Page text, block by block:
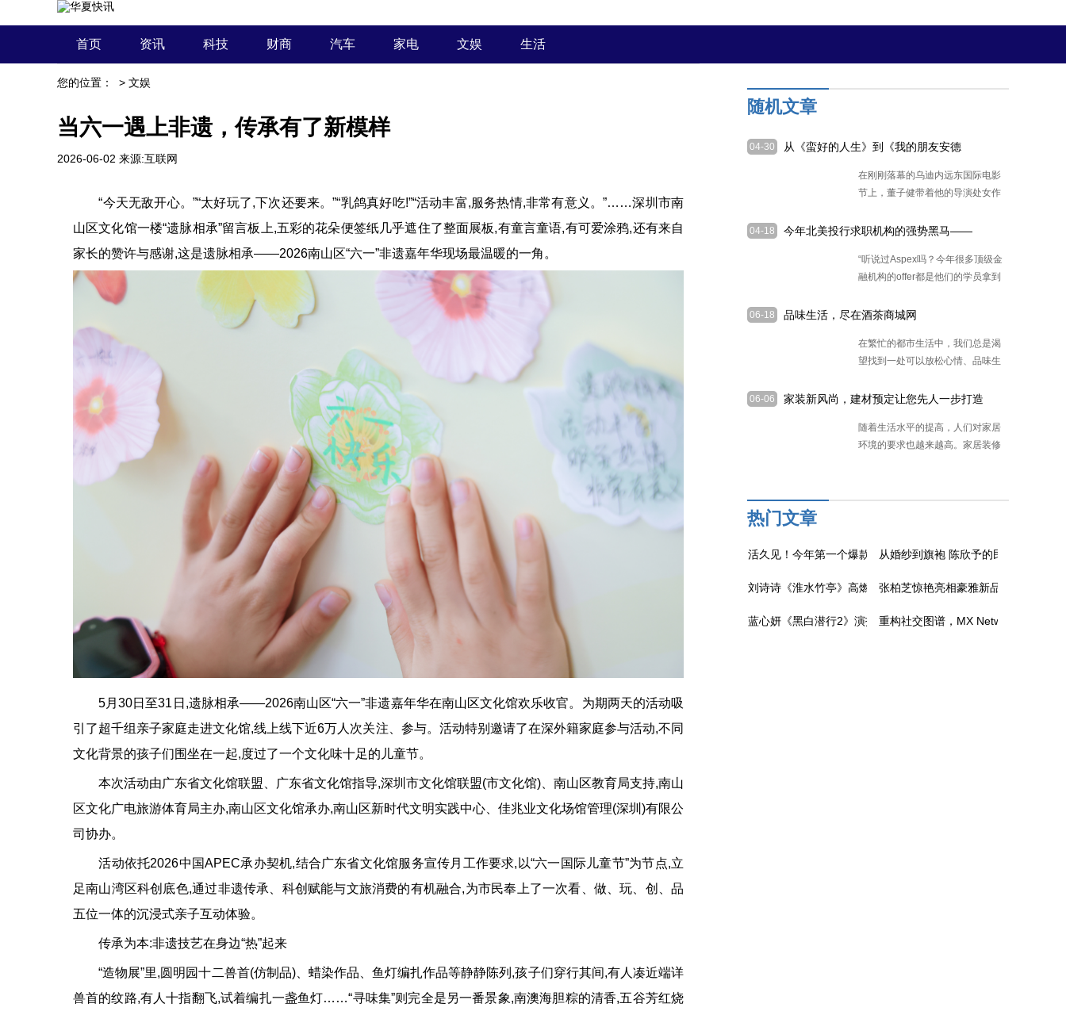
首页 资讯 科技 财商 汽车 家电 文娱 生活
您的位置： > 文娱
当六一遇上非遗，传承有了新模样
2026-06-02 来源:互联网
“今天无敌开心。”“太好玩了,下次还要来。”“乳鸽真好吃!”“活动丰富,服务热情,非常有意义。”……深圳市南
山区文化馆一楼“遗脉相承”留言板上,五彩的花朵便签纸几乎遮住了整面展板,有童言童语,有可爱涂鸦,还有来自
家长的赞许与感谢,这是遗脉相承——2026南山区“六一”非遗嘉年华现场最温暖的一角。
5月30日至31日,遗脉相承——2026南山区“六一”非遗嘉年华在南山区文化馆欢乐收官。为期两天的活动吸
引了超千组亲子家庭走进文化馆,线上线下近6万人次关注、参与。活动特别邀请了在深外籍家庭参与活动,不同
文化背景的孩子们围坐在一起,度过了一个文化味十足的儿童节。
本次活动由广东省文化馆联盟、广东省文化馆指导,深圳市文化馆联盟(市文化馆)、南山区教育局支持,南山
区文化广电旅游体育局主办,南山区文化馆承办,南山区新时代文明实践中心、佳兆业文化场馆管理(深圳)有限公
司协办。
活动依托2026中国APEC承办契机,结合广东省文化馆服务宣传月工作要求,以“六一国际儿童节”为节点,立
足南山湾区科创底色,通过非遗传承、科创赋能与文旅消费的有机融合,为市民奉上了一次看、做、玩、创、品
五位一体的沉浸式亲子互动体验。
传承为本:非遗技艺在身边“热”起来
“造物展”里,圆明园十二兽首(仿制品)、蜡染作品、鱼灯编扎作品等静静陈列,孩子们穿行其间,有人凑近端详
兽首的纹路,有人十指翻飞,试着编扎一盏鱼灯……“寻味集”则完全是另一番景象,南澳海胆粽的清香,五谷芳红烧
随机文章
04-30
从《蛮好的人生》到《我的朋友安德
在刚刚落幕的乌迪内远东国际电影
节上，董子健带着他的导演处女作
04-18
今年北美投行求职机构的强势黑马——
“听说过Aspex吗？今年很多顶级金
融机构的offer都是他们的学员拿到
06-18
品味生活，尽在酒茶商城网
在繁忙的都市生活中，我们总是渴
望找到一处可以放松心情、品味生
06-06
家装新风尚，建材预定让您先人一步打造
随着生活水平的提高，人们对家居
环境的要求也越来越高。家居装修
热门文章
活久见！今年第一个爆款角色，烂人设被董子健翻出花来了
从婚纱到旗袍 陈欣予的民国扮相把优
刘诗诗《淮水竹亭》高燃打戏原始帧释出，刀马旦含金量还在上
张柏芝惊艳亮相豪雅新品发布会 红装
蓝心妍《黑白潜行2》演技超群引票房飘红重构社交图谱，MX Network开启算力